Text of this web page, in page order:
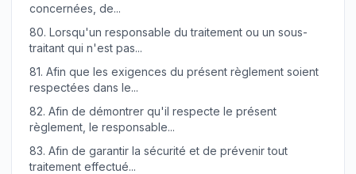
concernées, de...
80. Lorsqu'un responsable du traitement ou un sous-
traitant qui n'est pas...
81. Afin que les exigences du présent règlement soient
respectées dans le...
82. Afin de démontrer qu'il respecte le présent
règlement, le responsable...
83. Afin de garantir la sécurité et de prévenir tout
traitement effectué...